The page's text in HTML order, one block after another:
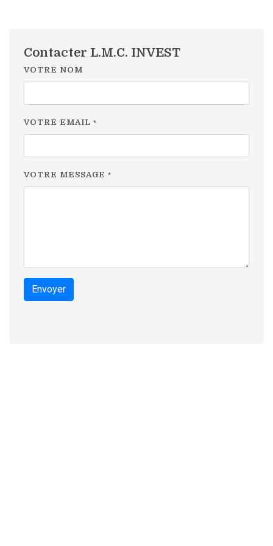
Contacter L.M.C. INVEST
VOTRE NOM
VOTRE EMAIL *
VOTRE MESSAGE *
Envoyer